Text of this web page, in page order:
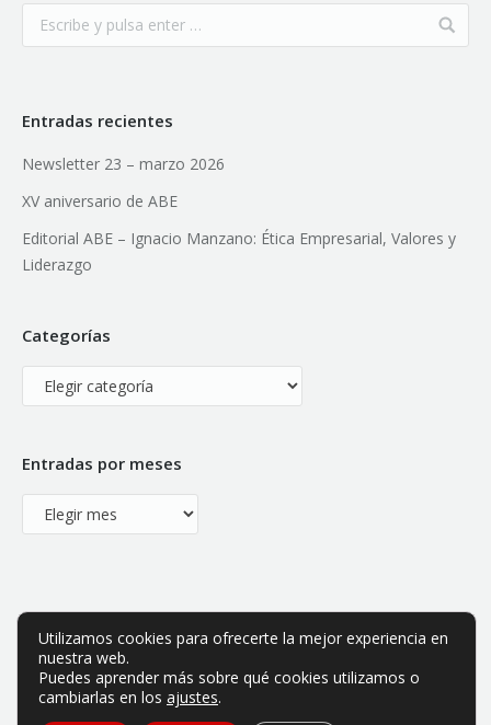
Entradas recientes
Newsletter 23 – marzo 2026
XV aniversario de ABE
Editorial ABE – Ignacio Manzano: Ética Empresarial, Valores y
Liderazgo
Categorías
Categorías
Entradas por meses
Entradas
por
Utilizamos cookies para ofrecerte la mejor experiencia en
nuestra web.
Puedes aprender más sobre qué cookies utilizamos o
cambiarlas en los ajustes.